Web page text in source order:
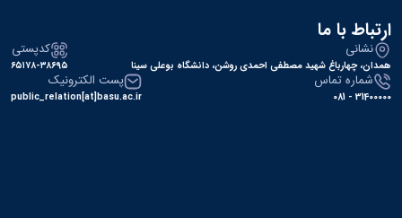
ارتباط با ما
نشانی
همدان، چهارباغ شهید مصطفی احمدی روشن، دانشگاه بوعلی سینا
کدپستی
۶۵۱۷۸-۳۸۶۹۵
شماره تماس
31400000 - 081
پست الکترونیک
public_relation[at]basu.ac.ir